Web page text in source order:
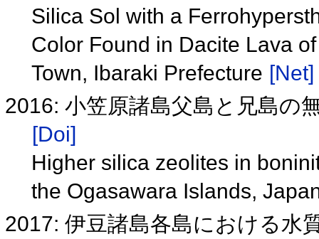
Silica Sol with a
Color Found in Dacite Lava
Town, Ibaraki Prefecture [Net]
2016: 小笠原諸島父島と兄島の
[Doi]
Higher silica zeolites in
the Ogasawara Islands,
2017: 伊豆諸島各島における水